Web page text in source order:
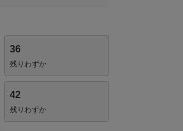
36
残りわずか
42
残りわずか